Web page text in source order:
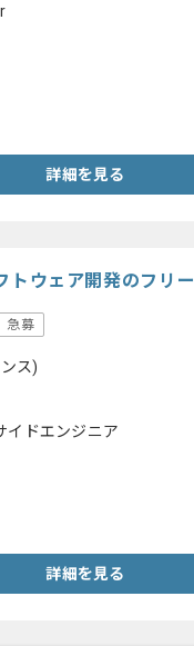
詳細を見る
トウェア開発のフリ
急募
ス)
イドエンジニア
詳細を見る